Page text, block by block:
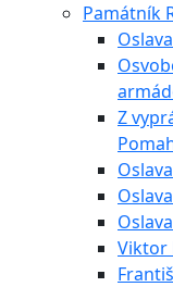
Památník
Z
Viktor